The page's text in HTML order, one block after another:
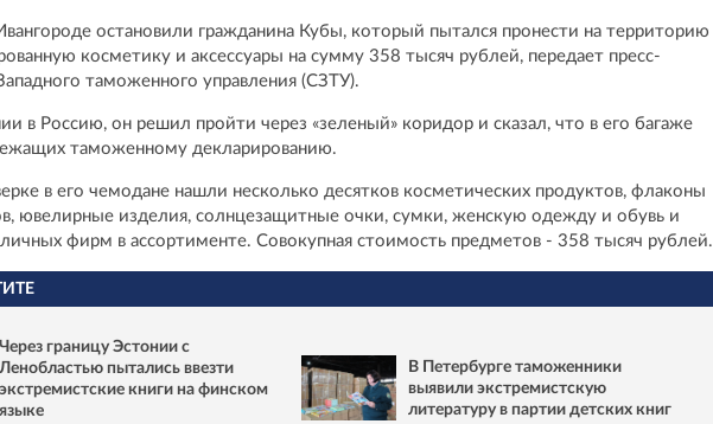
остановили гражданина Кубы, который пытался пронести на территорию
косметику и аксессуары на сумму 358 тысяч рублей, передает пресс-
таможенного управления (СЗТУ).
в Россию, он решил пройти через «зеленый» коридор и сказал, что в его багаже
таможенному декларированию.
в его чемодане нашли несколько десятков косметических продуктов, флаконы
ювелирные изделия, солнцезащитные очки, сумки, женскую одежду и обувь и
фирм в ассортименте. Совокупная стоимость предметов - 358 тысяч рублей.
Через границу Эстонии с
Ленобластью пытались ввезти
экстремистские книги на финском
языке
В Петербурге таможенники
выявили экстремистскую
литературу в партии детских книг